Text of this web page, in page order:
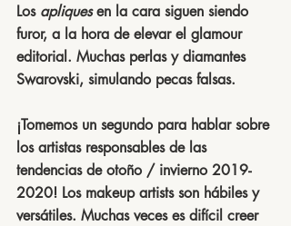
Los apliques en la cara siguen siendo
furor, a la hora de elevar el glamour
editorial. Muchas perlas y diamantes
Swarovski, simulando pecas falsas.
¡Tomemos un segundo para hablar sobre
los artistas responsables de las
tendencias de otoño / invierno 2019-
2020! Los makeup artists son hábiles y
versátiles. Muchas veces es difícil creer